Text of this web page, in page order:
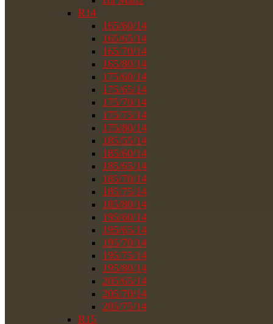
R14
165/60/14
165/65/14
165/70/14
165/80/14
175/60/14
175/65/14
175/70/14
175/75/14
175/80/14
185/55/14
185/60/14
185/65/14
185/70/14
185/75/14
185/80/14
195/60/14
195/65/14
195/70/14
195/75/14
195/80/14
205/65/14
205/70/14
205/75/14
R15